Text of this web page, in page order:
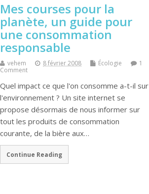
Mes courses pour la
planète, un guide pour
une consommation
responsable
vehem 8 février 2008 Écologie
1
Comment
Quel impact ce que l'on consomme a-t-il sur
l'environnement ? Un site internet se
propose désormais de nous informer sur
tout les produits de consommation
courante, de la bière aux…
Continue Reading